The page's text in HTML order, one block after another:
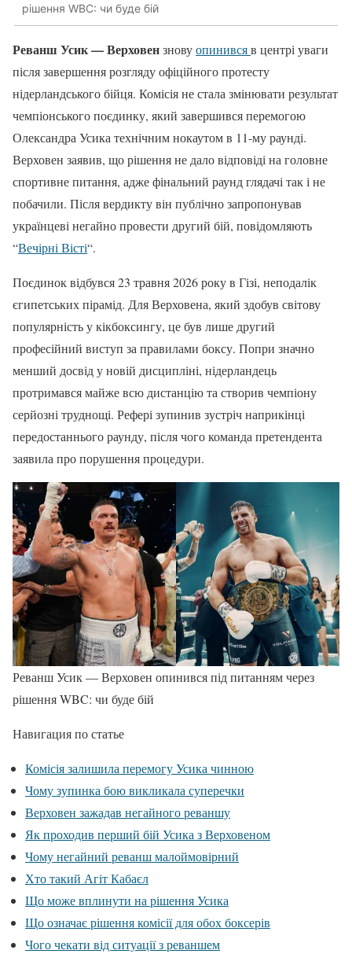
рішення WBC: чи буде бій
Реванш Усик — Верховензновуопинивсяв центрі уваги
після завершення розгляду офіційного протесту
нідерландського бійця. Комісія не стала змінювати результат
чемпіонського поєдинку, який завершився перемогою
Олександра Усика технічним нокаутом в 11-му раунді.
Верховен заявив, що рішення не дало відповіді на головне
спортивне питання, адже фінальний раунд глядачі так і не
побачили. Після вердикту він публічно запропонував
українцеві негайно провести другий бій, повідомляють
“Вечірні Вісті“.
Поєдинок відбувся 23 травня 2026 року в Гізі, неподалік
єгипетських пірамід. Для Верховена, який здобув світову
популярність у кікбоксингу, це був лише другий
професійний виступ за правилами боксу. Попри значно
менший досвід у новій дисципліні, нідерландець
протримався майже всю дистанцію та створив чемпіону
серйозні труднощі. Рефері зупинив зустріч наприкінці
передостаннього раунду, після чого команда претендента
заявила про порушення процедури.
Реванш Усик — Верховен опинився під питанням через
рішення WBC: чи буде бій
Навигация по статье
Комісія залишила перемогу Усика чинною
Чому зупинка бою викликала суперечки
Верховен зажадав негайного реваншу
Як проходив перший бій Усика з Верховеном
Чому негайний реванш малоймовірний
Хто такий Агіт Кабаєл
Що може вплинути на рішення Усика
Що означає рішення комісії для обох боксерів
Чого чекати від ситуації з реваншем